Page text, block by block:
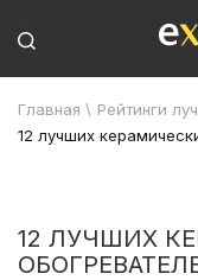
Главная \ Рейтинги
12 лучших
12 ЛУЧШИХ